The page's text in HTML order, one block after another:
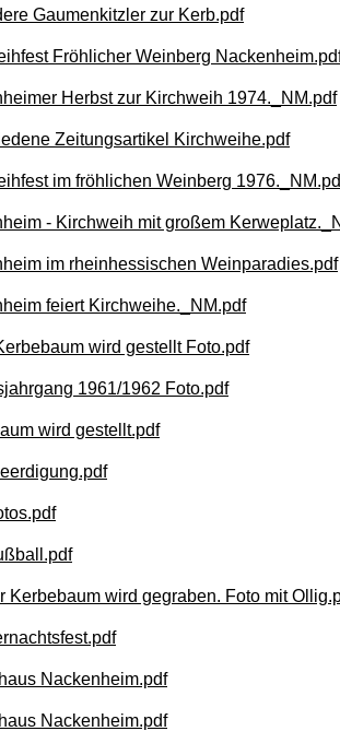
Gaumenkitzler zur Kerb.pdf
Fröhlicher Weinberg
Herbst zur Kirchweih 1974._NM.pdf
Zeitungsartikel Kirchweihe.pdf
im fröhlichen Weinberg
- Kirchweih mit großem
im rheinhessischen Weinparadies.pdf
feiert Kirchweihe._NM.pdf
wird gestellt Foto.pdf
1961/1962 Foto.pdf
wird gestellt.pdf
Kerbebaum wird gegraben. Foto mit
Nackenheim.pdf
Nackenheim.pdf